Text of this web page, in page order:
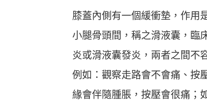
膝蓋內側有一個緩衝墊，作用
小腿骨頭間，稱之滑液囊，臨
炎或滑液囊發炎，兩者之間不
例如：觀察走路會不會痛、按
緣會伴隨腫脹，按壓會很痛；